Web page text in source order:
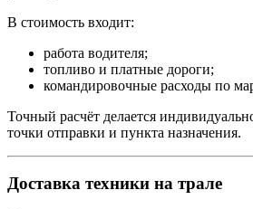
В стоимость входит:
работа водителя;
топливо и платные дороги;
командировочные расходы по
Точный расчёт делается
точки отправки и пункта назначения.
Доставка техники на трале